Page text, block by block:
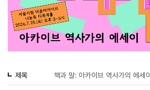
제목 책과 말: 아카이브 역사가의 에세이